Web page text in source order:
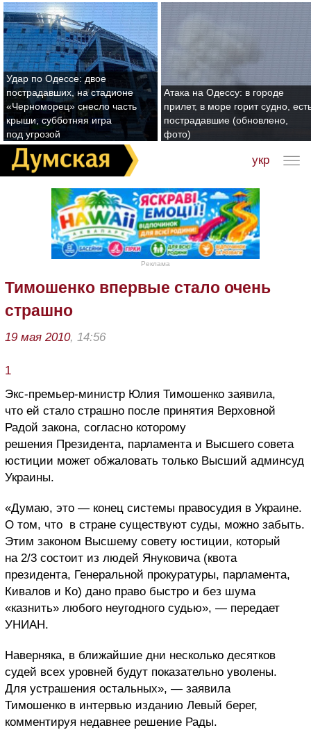
Удар по Одессе: двое
пострадавших, на стадионе
«Черноморец» снесло часть
крыши, субботняя игра
под угрозой
Атака на Одессу: в городе
прилет, в море горит судно,
пострадавшие (обновлено,
фото)
укр
Реклама
Тимошенко впервые стало очень
страшно
19 мая 2010, 14:56
1
Экс-премьер-министр Юлия Тимошенко заявила,
что ей стало страшно после принятия Верховной
Радой закона, согласно которому
решения Президента, парламента и Высшего совета
юстиции может обжаловать только Высший админсуд
Украины.
«Думаю, это — конец системы правосудия в Украине.
О том, что в стране существуют суды, можно забыть.
Этим законом Высшему совету юстиции, который
на 2/3 состоит из людей Януковича (квота
президента, Генеральной прокуратуры, парламента,
Кивалов и Ко) дано право быстро и без шума
«казнить» любого неугодного судью», — передает
УНИАН.
Наверняка, в ближайшие дни несколько десятков
судей всех уровней будут показательно уволены.
Для устрашения остальных», — заявила
Тимошенко в интервью изданию Левый берег,
комментируя недавнее решение Рады.